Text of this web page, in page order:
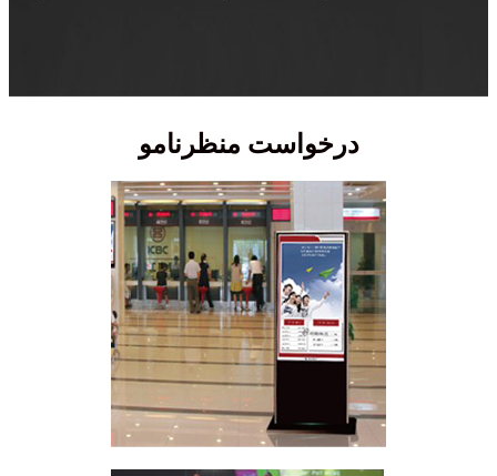
درخواست منظرنامو